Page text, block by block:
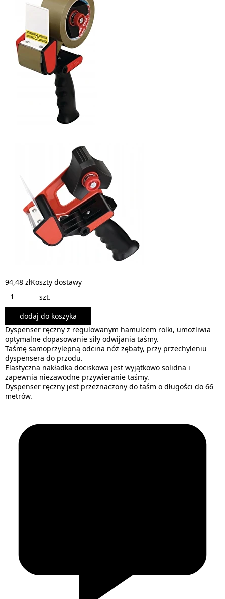
94,48 złKoszty dostawy
szt.
dodaj do koszyka
Dyspenser ręczny z regulowanym hamulcem rolki, umożliwia
optymalne dopasowanie siły odwijania taśmy.
Taśmę samoprzylepną odcina nóż zębaty, przy przechyleniu
dyspensera do przodu.
Elastyczna nakładka dociskowa jest wyjątkowo solidna i
zapewnia niezawodne przywieranie taśmy.
Dyspenser ręczny jest przeznaczony do taśm o długości do 66
metrów.